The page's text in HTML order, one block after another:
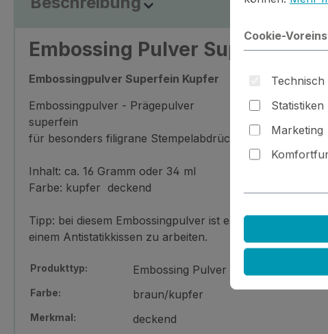
Embossing Pulver Super Fine
Embossingpulver Superfein Kupfer
Embossingpulver - Prägepulver
superfein
für besonders filigrane Stempelabdrücke
Inhalt: ca. 16 Gramm oder 34 ml
Farbe: kupfer deckend
Tipp: bei diesem Embossingpulver ist es besonders
einem Antistatikkissen zu arbeiten.
Produkttyp: Embossing Pulver
Farbe: braun/kupfer
Merkmal: deckend
Cookie-
Statistiken
Marketing